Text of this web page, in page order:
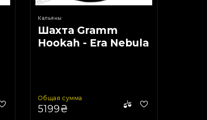
Кальяны
Шахта Gramm
Hookah - Era Nebula
Общая сумма
5199₴